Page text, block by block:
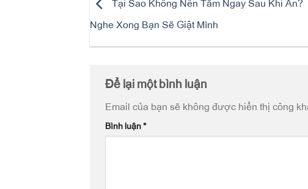
Nghe Xong Bạn Sẽ Giật Mình
Để lại một bình luận
Email của bạn sẽ không được hiển thị công
Bình luận*